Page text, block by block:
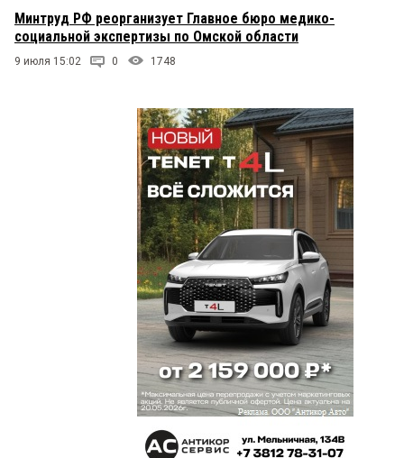
Минтруд РФ реорганизует Главное бюро медико-
социальной экспертизы по Омской области
9 июля 15:02 0 1748